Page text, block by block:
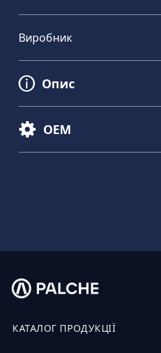
Виробник
Опис
OEM
КАТАЛОГ ПРОДУКЦІЇ